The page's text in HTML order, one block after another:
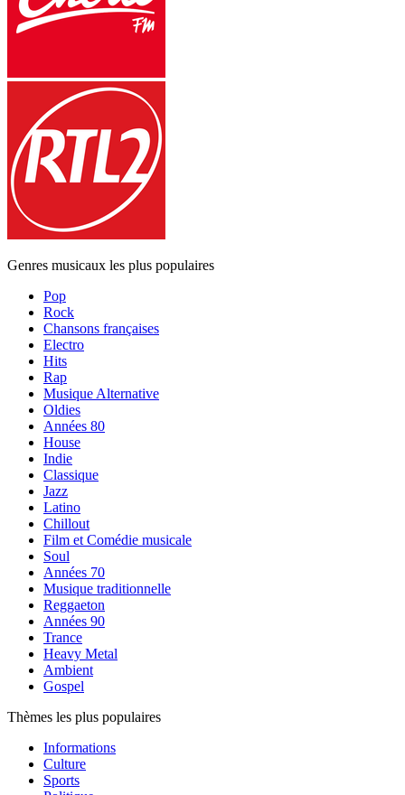
Genres musicaux les plus populaires
Pop
Rock
Chansons françaises
Electro
Hits
Rap
Musique Alternative
Oldies
Années 80
House
Indie
Classique
Jazz
Latino
Chillout
Film et Comédie musicale
Soul
Années 70
Musique traditionnelle
Reggaeton
Années 90
Trance
Heavy Metal
Ambient
Gospel
Thèmes les plus populaires
Informations
Culture
Sports